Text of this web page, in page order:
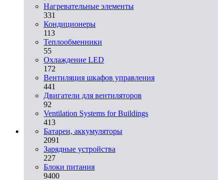
Нагревательные элементы
331
Кондиционеры
113
Теплообменники
55
Охлаждение LED
172
Вентиляция шкафов управления
441
Двигатели для вентиляторов
92
Ventilation Systems for Buildings
413
Батареи, аккумуляторы
2091
Зарядные устройства
227
Блоки питания
9400